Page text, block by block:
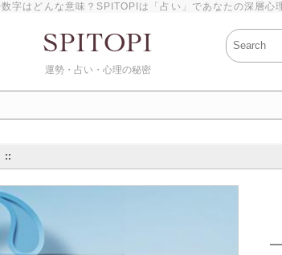
字はどんな意味？SPITOPIは「占い」であなたの深層心
運勢・占い・心理の秘密
::